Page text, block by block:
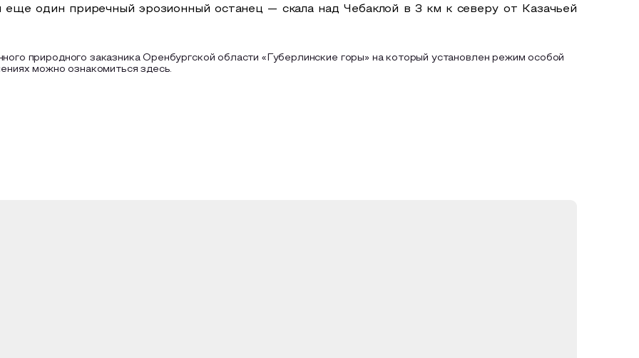
еще один приречный эрозионный останец — скала над Чебаклой в 3 км к северу от Казачьей
природного заказника Оренбургской области «Губерлинские горы» на который установлен режим особой
можно ознакомиться здесь.